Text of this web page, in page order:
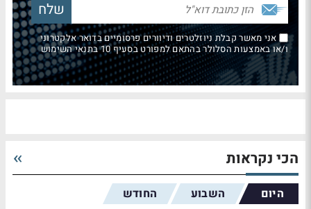
אני מאשר קבלת ניוזלטרים ודיוורים פרסומיים בדואר אלקטרוני
ו/או באמצעות הסלולר בהתאם למפורט בסעיף 10 בתנאי השימוש
הכי נקראות
היום השבוע החודש